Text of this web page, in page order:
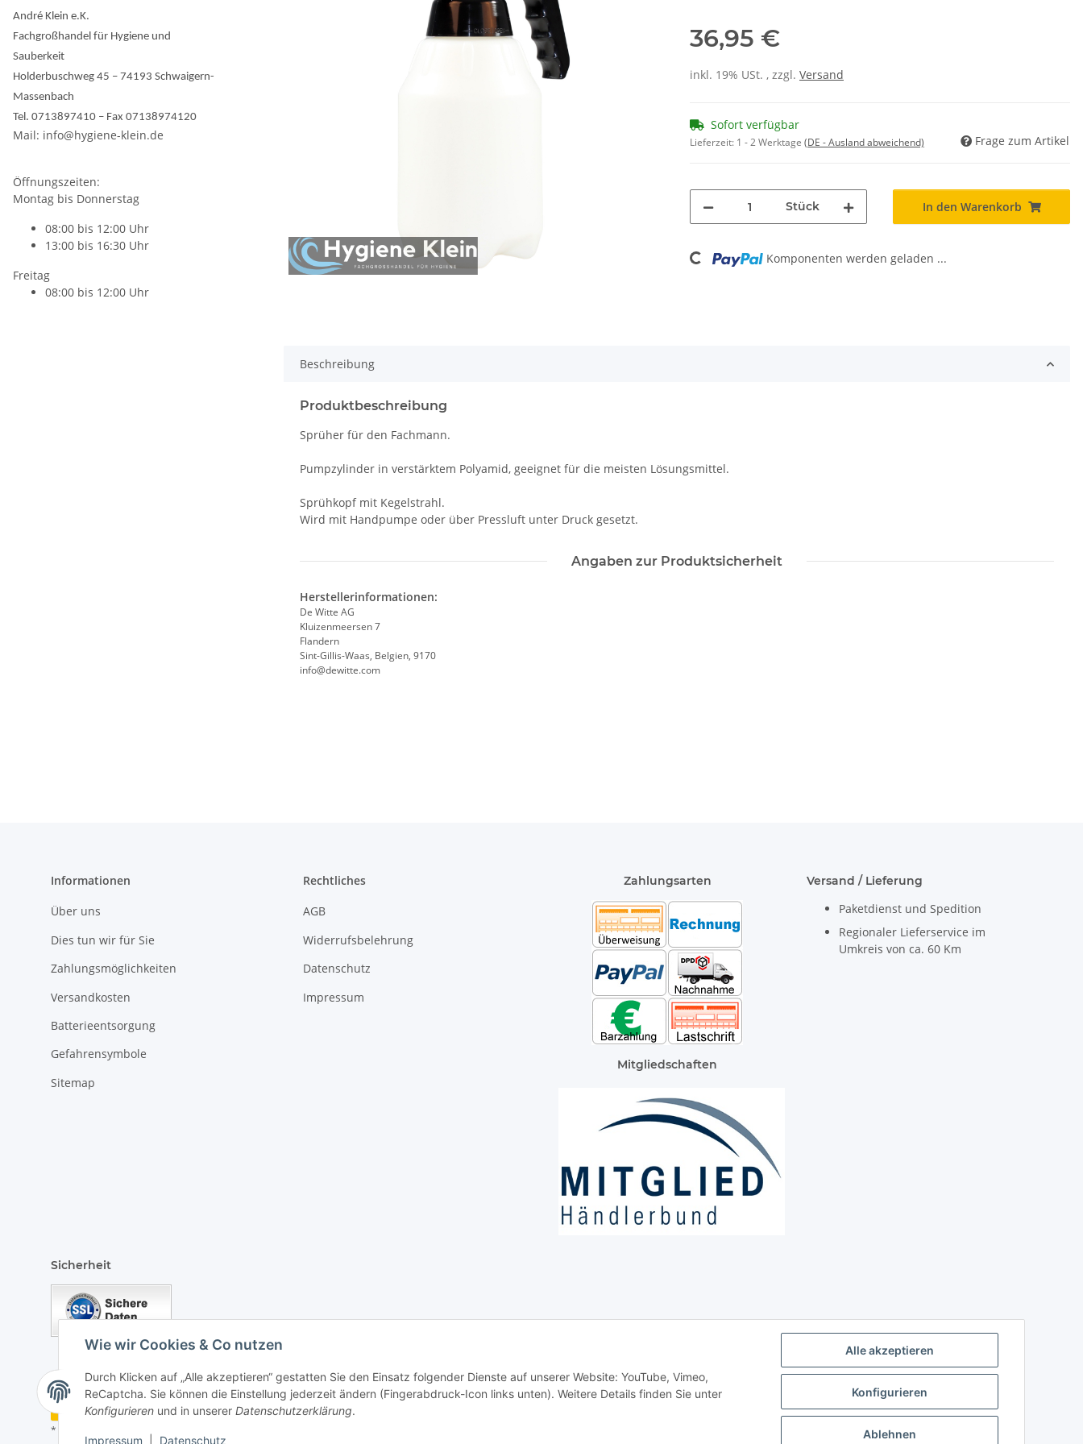
Alle akzeptieren
Konfigurieren
Ablehnen
Wie wir Cookies & Co nutzen
Durch Klicken auf „Alle akzeptieren“ gestatten Sie den Einsatz folgender Dienste auf unserer Website: YouTube, Vimeo,
ReCaptcha. Sie können die Einstellung jederzeit ändern (Fingerabdruck-Icon links unten). Weitere Details finden Sie unter
Konfigurieren und in unserer Datenschutzerklärung.
Impressum Datenschutz
36,95 €
inkl. 19% USt. , zzgl. Versand
Sofort verfügbar
Lieferzeit: 1 - 2 Werktage (DE - Ausland abweichend) Frage zum Artikel
Stück In den Warenkorb
Loading... Komponenten werden geladen ...
Beschreibung
Produktbeschreibung
Sprüher für den Fachmann.
Pumpzylinder in verstärktem Polyamid, geeignet für die meisten Lösungsmittel.
Sprühkopf mit Kegelstrahl.
Wird mit Handpumpe oder über Pressluft unter Druck gesetzt.
Angaben zur Produktsicherheit
Herstellerinformationen:
De Witte AG
Kluizenmeersen 7
Flandern
Sint-Gillis-Waas, Belgien, 9170
info@dewitte.com
André Klein e.K.
Fachgroßhandel für Hygiene und
Sauberkeit
Holderbuschweg 45 – 74193 Schwaigern-
Massenbach
Tel. 0713897410 – Fax 07138974120
Mail: info@hygiene-klein.de
Öffnungszeiten:
Montag bis Donnerstag
08:00 bis 12:00 Uhr
13:00 bis 16:30 Uhr
Freitag
08:00 bis 12:00 Uhr
Informationen
Über uns
Dies tun wir für Sie
Zahlungsmöglichkeiten
Versandkosten
Batterieentsorgung
Gefahrensymbole
Sitemap
Rechtliches
AGB
Widerrufsbelehrung
Datenschutz
Impressum
Zahlungsarten
Mitgliedschaften
Versand / Lieferung
Paketdienst und Spedition
Regionaler Lieferservice im
Umkreis von ca. 60 Km
Sicherheit
Vertrag widerrufen
* Alle Preise inkl. gesetzlicher USt., zzgl.